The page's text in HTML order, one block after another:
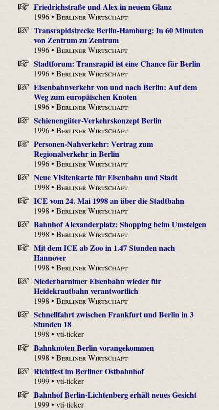
Friedrichstraße und Alex in neuem Glanz
1996 •Berliner Wirtschaft
Transrapidstrecke Berlin-Hamburg: In 60 Minuten
von Zentrum zu Zentrum
1996 •Berliner Wirtschaft
Stadtforum: Transrapid ist eine Chance für Berlin
1996 •Berliner Wirtschaft
Eisenbahnverkehr von und nach Berlin: Auf dem
Weg zum europäischen Knoten
1996 •Berliner Wirtschaft
Schienengüter-Verkehrskonzept Berlin
1996 •Berliner Wirtschaft
Personen-Nahverkehr: Vertrag zum
Regionalverkehr in Berlin
1996 •Berliner Wirtschaft
Neue Visitenkarte für Eisenbahn und Stadt
1998 •Berliner Wirtschaft
ICE vom 24. Mai 1998 an über die Stadtbahn
1998 •Berliner Wirtschaft
Bahnhof Alexanderplatz: Shopping beim Umsteigen
1998 •Berliner Wirtschaft
Mit dem ICE ab Zoo in 1.47 Stunden nach
Hannover
1998 •Berliner Wirtschaft
Niederbarnimer Eisenbahn wieder für
Heidekrautbahn verantwortlich
1998 •Berliner Wirtschaft
Schnellfahrt zwischen Frankfurt und Berlin in 3
Stunden 18
1998 • vti-ticker
Bahnknoten Berlin vorangekommen
1998 •Berliner Wirtschaft
Richtfest im Berliner Ostbahnhof
1999 • vti-ticker
Bahnhof Berlin-Lichtenberg erhält neues Gesicht
1999 • vti-ticker